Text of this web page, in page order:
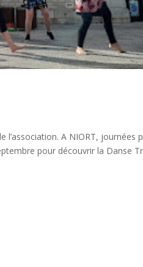
A NIORT, journées
pour découvrir la Danse